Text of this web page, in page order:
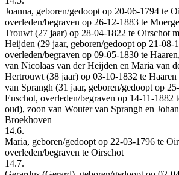
Joanna, geboren/gedoopt op 20-06-1794 te
overleden/begraven op 26-12-1883 te
Trouwt (27 jaar) op 28-04-1822 te Oirschot
Heijden (29 jaar, geboren/gedoopt op 21-08-
overleden/begraven op 09-05-1830 te
van Nicolaas van der Heijden en Maria van
Hertrouwt (38 jaar) op 03-10-1832 te Haaren
van Sprangh (31 jaar, geboren/gedoopt op
Enschot, overleden/begraven op 14-11-1882
oud), zoon van Wouter van Sprangh en
Broekhoven
14.6.
Maria, geboren/gedoopt op 22-03-1796 te
overleden/begraven te Oirschot
14.7.